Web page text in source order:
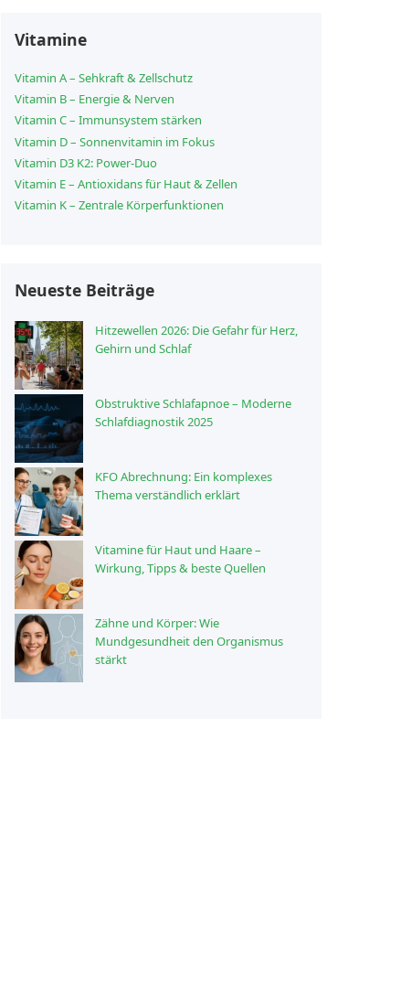
Vitamine
Vitamin A – Sehkraft & Zellschutz
Vitamin B – Energie & Nerven
Vitamin C – Immunsystem stärken
Vitamin D – Sonnenvitamin im Fokus
Vitamin D3 K2: Power-Duo
Vitamin E – Antioxidans für Haut & Zellen
Vitamin K – Zentrale Körperfunktionen
Neueste Beiträge
Hitzewellen 2026: Die Gefahr für Herz,
Gehirn und Schlaf
Obstruktive Schlafapnoe – Moderne
Schlafdiagnostik 2025
KFO Abrechnung: Ein komplexes
Thema verständlich erklärt
Vitamine für Haut und Haare –
Wirkung, Tipps & beste Quellen
Zähne und Körper: Wie
Mundgesundheit den Organismus
stärkt